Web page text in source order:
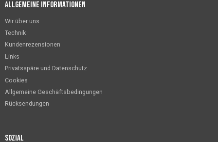
Allgemeine Informationen
Wir über uns
Technik
Kundenrezensionen
Links
Privatsspäre und Datenschutz
Cookies
Allgemeine Geschäftsbedingungen
Rücksendungen
Sozial